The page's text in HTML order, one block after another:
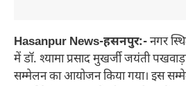
Hasanpur News-हसनपुर:-नगर
में डॉ. श्यामा प्रसाद मुखर्जी जयंती
सम्मेलन का आयोजन किया गया। इस